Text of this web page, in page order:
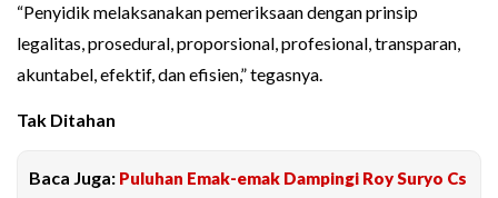
“Penyidik melaksanakan pemeriksaan dengan prinsip
legalitas, prosedural, proporsional, profesional, transparan,
akuntabel, efektif, dan efisien,” tegasnya.
Tak Ditahan
Baca Juga: Puluhan Emak-emak Dampingi Roy Suryo Cs